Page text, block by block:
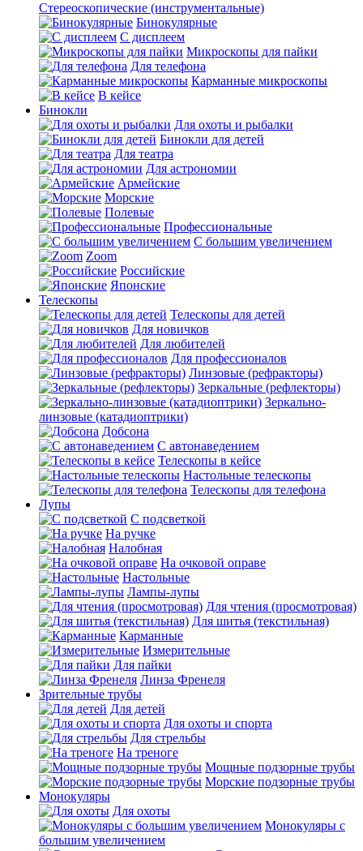
Стереоскопические (инструментальные)
Бинокулярные
С дисплеем
Микроскопы для пайки
Для телефона
Карманные микроскопы
В кейсе
Бинокли
Для охоты и рыбалки
Бинокли для детей
Для театра
Для астрономии
Армейские
Морские
Полевые
Профессиональные
С большим увеличением
Zoom
Российские
Японские
Телескопы
Телескопы для детей
Для новичков
Для любителей
Для профессионалов
Линзовые (рефракторы)
Зеркальные (рефлекторы)
Зеркально-
линзовые (катадиоптрики)
Добсона
С автонаведением
Телескопы в кейсе
Настольные телескопы
Телескопы для телефона
Лупы
С подсветкой
На ручке
Налобная
На очковой оправе
Настольные
Лампы-лупы
Для чтения (просмотровая)
Для шитья (текстильная)
Карманные
Измерительные
Для пайки
Линза Френеля
Зрительные трубы
Для детей
Для охоты и спорта
Для стрельбы
На треноге
Мощные подзорные трубы
Морские подзорные трубы
Монокуляры
Для охоты
Монокуляры с
большим увеличением